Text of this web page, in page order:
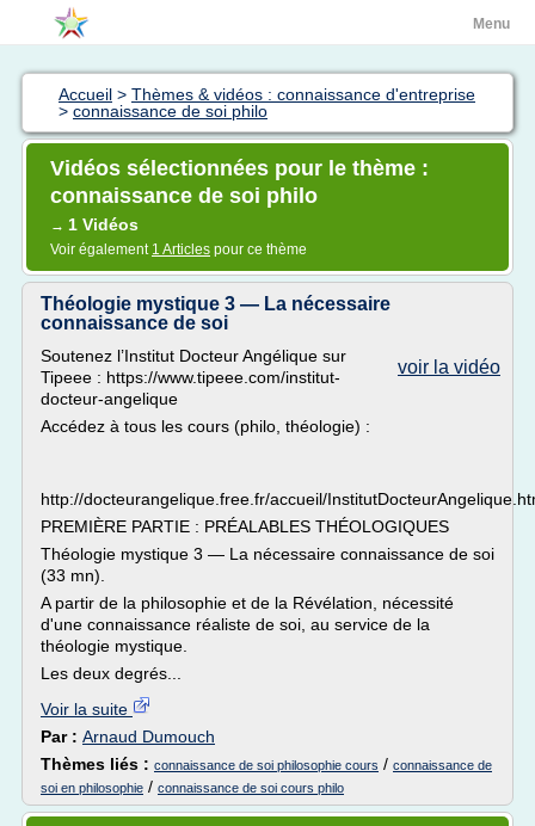
Menu
Accueil > Thèmes & vidéos : connaissance d'entreprise
> connaissance de soi philo
Vidéos sélectionnées pour le thème :
connaissance de soi philo
→ 1 Vidéos
Voir également 1 Articles pour ce thème
Théologie mystique 3 — La nécessaire
connaissance de soi
voir la vidéo
Soutenez l’Institut Docteur Angélique sur
Tipeee : https://www.tipeee.com/institut-
docteur-angelique
Accédez à tous les cours (philo, théologie) :
http://docteurangelique.free.fr/accueil/
PREMIÈRE PARTIE : PRÉALABLES THÉOLOGIQUES
Théologie mystique 3 — La nécessaire connaissance de soi
(33 mn).
A partir de la philosophie et de la Révélation, nécessité
d'une connaissance réaliste de soi, au service de la
théologie mystique.
Les deux degrés...
Voir la suite
Par : Arnaud Dumouch
Thèmes liés : connaissance de soi philosophie cours / connaissance de
soi en philosophie / connaissance de soi cours philo